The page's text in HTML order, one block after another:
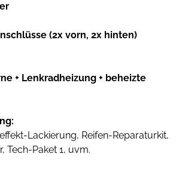
(2x vorn, 2x hinten)
+ Lenkradheizung + beheizte
Lackierung, Reifen-Reparaturkit,
Tech-Paket 1, uvm.